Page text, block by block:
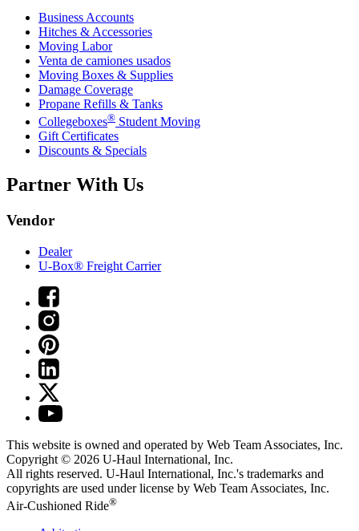
Business Accounts
Hitches & Accessories
Moving Labor
Venta de camiones usados
Moving Boxes & Supplies
Damage Coverage
Propane Refills & Tanks
Collegeboxes® Student Moving
Gift Certificates
Discounts & Specials
Partner With Us
Vendor
Dealer
U-Box® Freight Carrier
This website is owned and operated by Web Team Associates, Inc.
Copyright © 2026 U-Haul International, Inc.
All rights reserved. U-Haul International, Inc.'s trademarks and
copyrights are used under license by Web Team Associates, Inc.
Air-Cushioned Ride®